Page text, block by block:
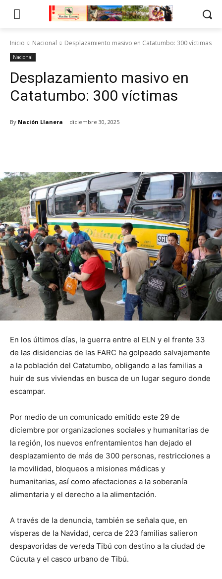
Inicio Nacional Desplazamiento masivo en Catatumbo: 300 víctimas
Nacional
Desplazamiento masivo en
Catatumbo: 300 víctimas
By Nación Llanera diciembre 30, 2025
En los últimos días, la guerra entre el ELN y el frente 33
de las disidencias de las FARC ha golpeado salvajemente
a la población del Catatumbo, obligando a las familias a
huir de sus viviendas en busca de un lugar seguro donde
escampar.
Por medio de un comunicado emitido este 29 de
diciembre por organizaciones sociales y humanitarias de
la región, los nuevos enfrentamientos han dejado el
desplazamiento de más de 300 personas, restricciones a
la movilidad, bloqueos a misiones médicas y
humanitarias, así como afectaciones a la soberanía
alimentaria y el derecho a la alimentación.
A través de la denuncia, también se señala que, en
vísperas de la Navidad, cerca de 223 familias salieron
despavoridas de vereda Tibú con destino a la ciudad de
Cúcuta y el casco urbano de Tibú.